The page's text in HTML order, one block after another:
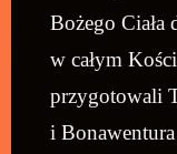
Bożego Ciała
w całym
przygotowali
i